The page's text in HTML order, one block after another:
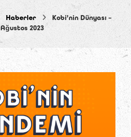
Haberler
Kobi’nin Dünyası –
Ağustos 2023